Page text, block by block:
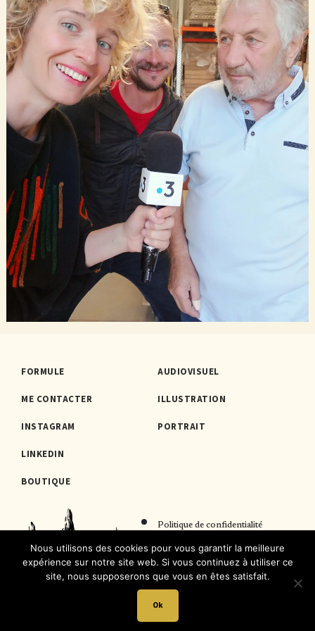
FORMULE
ME CONTACTER
INSTAGRAM
LINKEDIN
BOUTIQUE
AUDIOVISUEL
ILLUSTRATION
PORTRAIT
Politique de confidentialité
Mentions légales
Nous utilisons des cookies pour vous garantir la meilleure
expérience sur notre site web. Si vous continuez à utiliser ce
site, nous supposerons que vous en êtes satisfait.
Ok